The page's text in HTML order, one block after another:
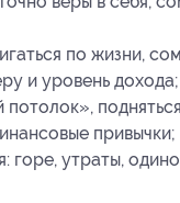
по жизни,
и уровень дохода;
привычки;
горе, утраты,